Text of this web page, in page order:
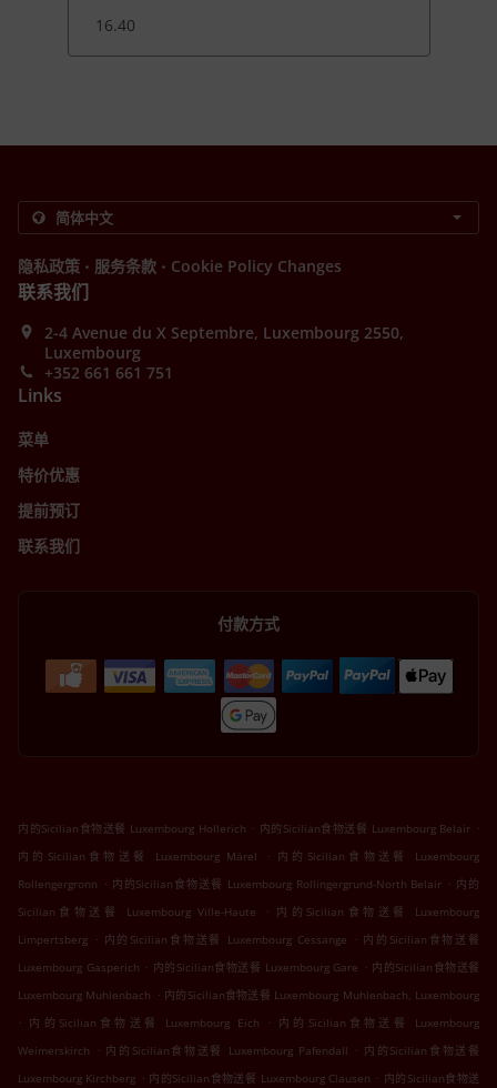
16.40
隐私政策 . 服务条款 . Cookie Policy Changes
联系我们
2-4 Avenue du X Septembre, Luxembourg 2550,
Luxembourg
+352 661 661 751
Links
菜单
特价优惠
提前预订
联系我们
付款方式
内的Sicilian食物送餐 Luxembourg Hollerich . 内的Sicilian食物送餐 Luxembourg Belair .
内的Sicilian食物送餐 Luxembourg Märel
. 内的Sicilian食物送餐 Luxembourg
Rollengergronn . 内的Sicilian食物送餐 Luxembourg Rollingergrund-North Belair . 内的
Sicilian食物送餐 Luxembourg Ville-Haute
. 内的Sicilian食物送餐 Luxembourg
Limpertsberg . 内的Sicilian食物送餐 Luxembourg Cessange . 内的Sicilian食物送餐
Luxembourg Gasperich . 内的Sicilian食物送餐 Luxembourg Gare . 内的Sicilian食物送餐
Luxembourg Muhlenbach . 内的Sicilian食物送餐 Luxembourg Muhlenbach, Luxembourg
. 内的Sicilian食物送餐 Luxembourg Eich . 内的Sicilian食物送餐 Luxembourg
Weimerskirch
. 内的Sicilian食物送餐 Luxembourg Pafendall . 内的Sicilian食物送餐
Luxembourg Kirchberg . 内的Sicilian食物送餐 Luxembourg Clausen . 内的Sicilian食物送